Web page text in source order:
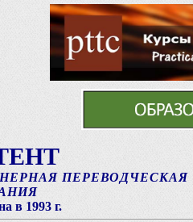
ПЕРЕВОДЧЕСКАЯ
в 1993 г.